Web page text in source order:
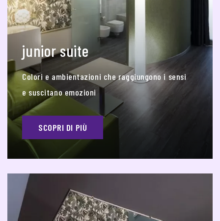
junior suite
Colori e ambientazioni che raggiungono i sensi
e suscitano emozioni
SCOPRI DI PIÙ